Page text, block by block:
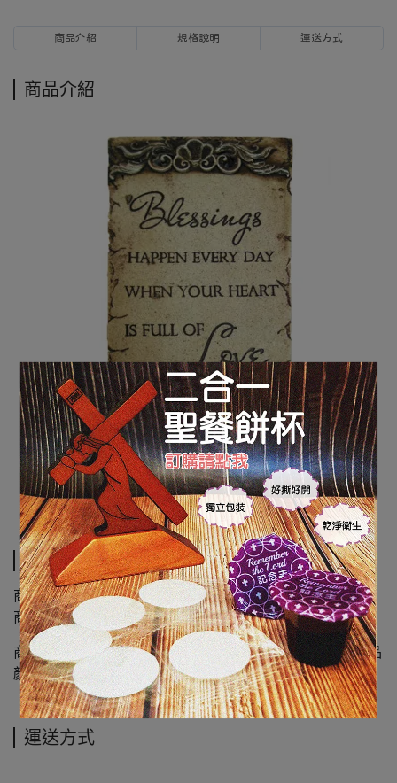
商品介紹 規格說明 運送方式
商品介紹
規格說明
商品類別 : 樹脂；掛式
商品尺寸 : 高25.5cm 寛14cm厚 2cm
商品圖檔顏色因電腦螢幕設定差異會略有不同，以實際商品
顏色為準，請見諒
運送方式